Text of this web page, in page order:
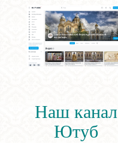
Наш канал
Ютуб